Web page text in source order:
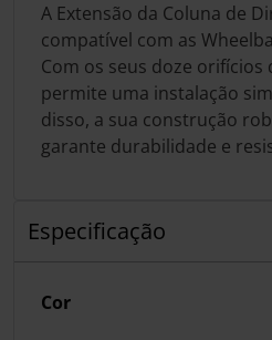
A Extensão da Coluna de
compatível com as
Com os seus doze orifícios
permite uma instalação
disso, a sua construção
garante durabilidade e
Especificação
Cor